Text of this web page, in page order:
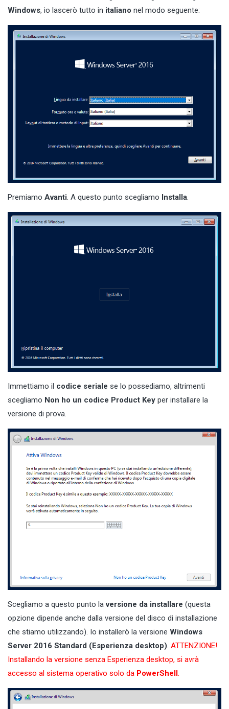
Windows, io lascerò tutto in italiano nel modo seguente:
Premiamo Avanti. A questo punto scegliamo Installa.
Immettiamo il codice seriale se lo possediamo, altrimenti
scegliamo Non ho un codice Product Key per installare la
versione di prova.
Scegliamo a questo punto laversione da installare (questa
opzione dipende anche dalla versione del disco di installazione
che stiamo utilizzando). Io installerò la versione Windows
Server 2016 Standard (Esperienza desktop). ATTENZIONE!
Installando la versione senza Esperienza desktop, si avrà
accesso al sistema operativo solo da PowerShell.